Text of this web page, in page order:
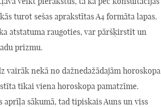
turot sešas aprakstītas A4 formāta lapas.
atstatuma raugoties, var pāršķirstīt un
prizmu.
vairāk nekā no dažnedažādajām horoskopa
tikai viena horoskopa pamatzīme.
aprīļa sākumā, tad tipiskais Auns un viss